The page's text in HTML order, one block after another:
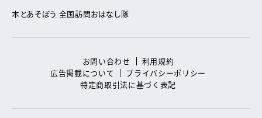
本とあそぼう 全国訪問おはなし隊
お問い合わせ
利用規約
広告掲載について
プライバシーポリシー
特定商取引法に基づく表記